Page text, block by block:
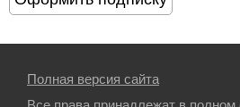
Полная версия сайта